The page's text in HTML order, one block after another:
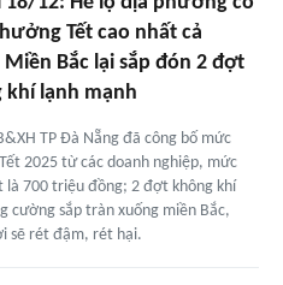
Tết cao nhất cả
Bắc lại sắp đón 2 đợt
khí lạnh mạnh
TP Đà Nẵng đã công bố mức
2025 từ các doanh nghiệp, mức
là 700 triệu đồng; 2 đợt không khí
cường sắp tràn xuống miền Bắc,
sẽ rét đậm, rét hại.